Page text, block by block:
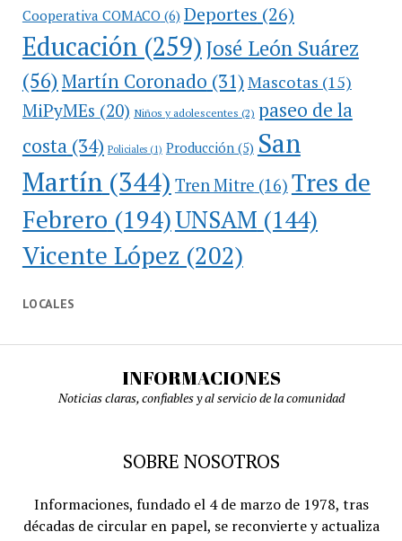
Cooperativa COMACO(6) Deportes (26)
Educación(259)José León Suárez
(56)Martín Coronado (31) Mascotas (15)
MiPyMEs (20) Niños y adolescentes (2) paseo de la
costa(34) Policiales(1) Producción(5) San
Martín(344) Tren Mitre (16) Tres de
Febrero (194)UNSAM (144)
Vicente López (202)
LOCALES
INFORMACIONES
Noticias claras, confiables y al servicio de la comunidad
SOBRE NOSOTROS
Informaciones, fundado el 4 de marzo de 1978, tras
décadas de circular en papel, se reconvierte y actualiza